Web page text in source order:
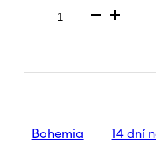
Sklenice
Excelsior
Bohemia
14 dní